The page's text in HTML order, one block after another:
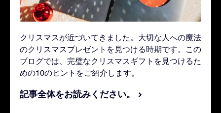
クリスマスが近づいてきました。大切な人への魔法
のクリスマスプレゼントを見つける時期です。この
ブログでは、完璧なクリスマスギフトを見つけるた
めの10のヒントをご紹介します。
記事全体をお読みください。